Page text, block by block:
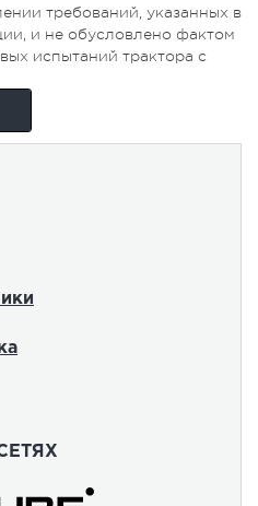
требований, указанных в
и не обусловлено фактом
испытаний трактора с